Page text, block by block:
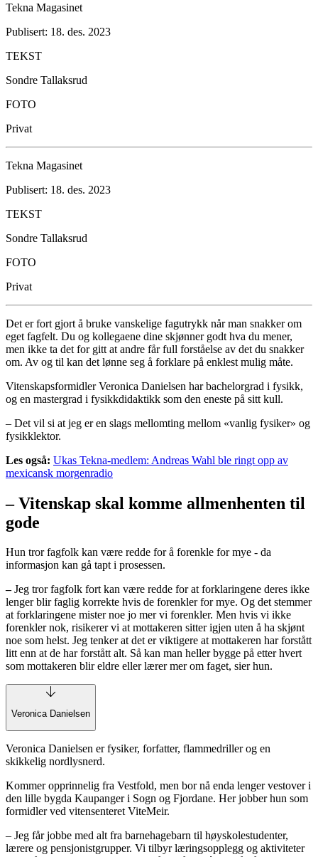
Tekna Magasinet
Publisert: 18. des. 2023
TEKST
Sondre Tallaksrud
FOTO
Privat
Tekna Magasinet
Publisert: 18. des. 2023
TEKST
Sondre Tallaksrud
FOTO
Privat
Det er fort gjort å bruke vanskelige fagutrykk når man snakker om
eget fagfelt. Du og kollegaene dine skjønner godt hva du mener,
men ikke ta det for gitt at andre får full forståelse av det du snakker
om. Av og til kan det lønne seg å forklare på enklest mulig måte.
Vitenskapsformidler Veronica Danielsen har bachelorgrad i fysikk,
og en mastergrad i fysikkdidaktikk som den eneste på sitt kull.
– Det vil si at jeg er en slags mellomting mellom «vanlig fysiker» og
fysikklektor.
Les også: Ukas Tekna-medlem: Andreas Wahl ble ringt opp av
mexicansk morgenradio
–Vitenskap skal komme allmenhenten til
gode
Hun tror fagfolk kan være redde for å forenkle for mye - da
informasjon kan gå tapt i prosessen.
–Jeg tror fagfolk fort kan være redde for at forklaringene deres ikke
lenger blir faglig korrekte hvis de forenkler for mye. Og det stemmer
at forklaringene mister noe jo mer vi forenkler. Men hvis vi ikke
forenkler nok, risikerer vi at mottakeren sitter igjen uten å ha skjønt
noe som helst. Jeg tenker at det er viktigere at mottakeren har forstått
litt enn at de har forstått alt. Så kan man heller bygge på etter hvert
som mottakeren blir eldre eller lærer mer om faget, sier hun.
Veronica Danielsen
Veronica Danielsen er fysiker, forfatter, flammedriller og en
skikkelig nordlysnerd.
Kommer opprinnelig fra Vestfold, men bor nå enda lenger vestover i
den lille bygda Kaupanger i Sogn og Fjordane. Her jobber hun som
formidler ved vitensenteret ViteMeir.
– Jeg får jobbe med alt fra barnehagebarn til høyskolestudenter,
lærere og pensjonistgrupper. Vi tilbyr læringsopplegg og aktiviteter